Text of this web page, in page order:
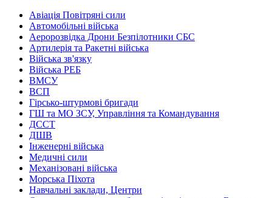
Авіація Повітряні сили
Автомобільні війська
Аеророзвідка Дрони Безпілотники СБС
Артилерія та Ракетні війська
Війська зв'язку
Війська РЕБ
ВМСУ
ВСП
Гірсько-штурмові бригади
ГШ та МО ЗСУ, Управління та Командування
ДССТ
ДШВ
Інженерні війська
Медичні сили
Механізовані війська
Морська Піхота
Навчальні заклади, Центри